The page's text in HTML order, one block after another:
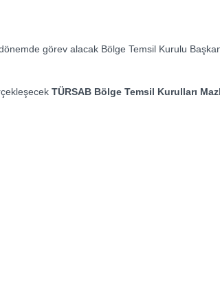
görev alacak Bölge Temsil Kurulu
TÜRSAB Bölge Temsil Kurulları